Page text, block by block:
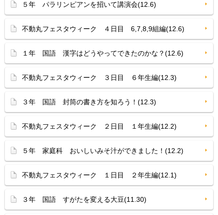
５年 パラリンピアンを招いて講演会(12.6)
不動丸フェスタウィーク ４日目 6,7,8,9組編(12.6)
１年 国語 漢字はどうやってできたのかな？(12.6)
不動丸フェスタウィーク ３日目 ６年生編(12.3)
３年 国語 封筒の書き方を知ろう！(12.3)
不動丸フェスタウィーク ２日目 １年生編(12.2)
５年 家庭科 おいしいみそ汁ができました！(12.2)
不動丸フェスタウィーク １日目 ２年生編(12.1)
３年 国語 すがたを変える大豆(11.30)